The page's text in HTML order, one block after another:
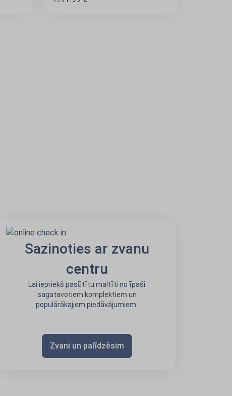
Sazinoties ar zvanu
centru
Lai iepriekš pasūtītu maltīti no īpaši
sagatavotiem komplektiem un
populārākajiem piedāvājumiem.
Zvani un palīdzēsim